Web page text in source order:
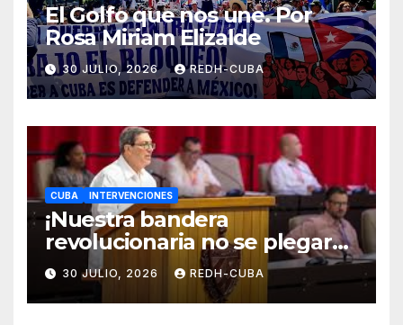
El Golfo que nos une. Por
Rosa Miriam Elizalde
30 JULIO, 2026 REDH-CUBA
CUBA INTERVENCIONES
¡Nuestra bandera
revolucionaria no se plegará
jamás! Por Bruno Rodríguez
Parrilla
30 JULIO, 2026 REDH-CUBA